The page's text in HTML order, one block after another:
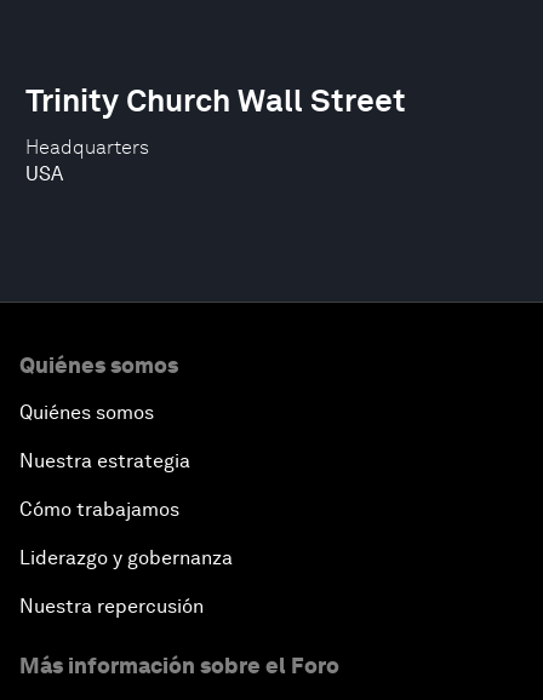
Headquarters
USA
Trinity Church Wall Street
Quiénes somos
Quiénes somos
Nuestra estrategia
Cómo trabajamos
Liderazgo y gobernanza
Nuestra repercusión
Más información sobre el Foro